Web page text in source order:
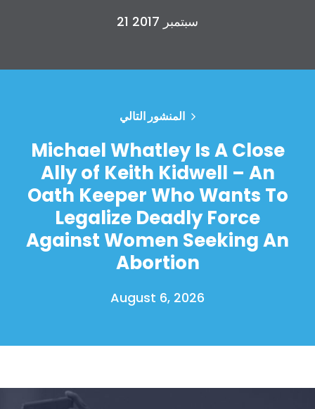
Shop
21 سبتمبر 2017
المنشور التالي
Michael Whatley Is A Close
Ally of Keith Kidwell – An
Oath Keeper Who Wants To
Legalize Deadly Force
Against Women Seeking An
Abortion
August 6, 2026